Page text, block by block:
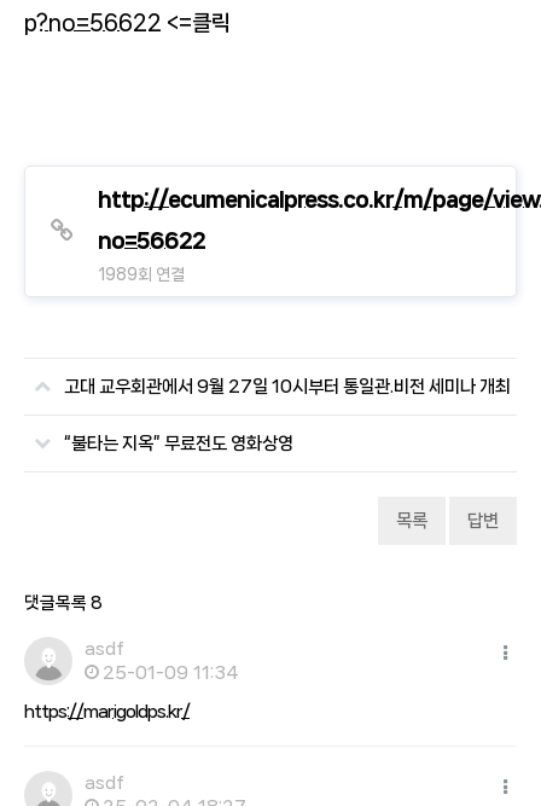
p?no=56622 <=클릭
http://ecumenicalpress.co.kr/m/page/
no=56622
1989회 연결
고대 교우회관에서 9월 27일 10시부터 통일관.비전 세미나 개최
“불타는 지옥” 무료전도 영화상영
목록 답변
댓글목록 8
asdf
25-01-09 11:34
https://marigoldps.kr/
asdf